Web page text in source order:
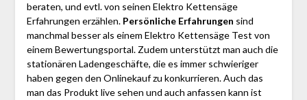
beraten, und evtl. von seinen Elektro Kettensäge
Erfahrungen erzählen. Persönliche Erfahrungen sind
manchmal besser als einem Elektro Kettensäge Test von
einem Bewertungsportal. Zudem unterstützt man auch die
stationären Ladengeschäfte, die es immer schwieriger
haben gegen den Onlinekauf zu konkurrieren. Auch das
man das Produkt live sehen und auch anfassen kann ist